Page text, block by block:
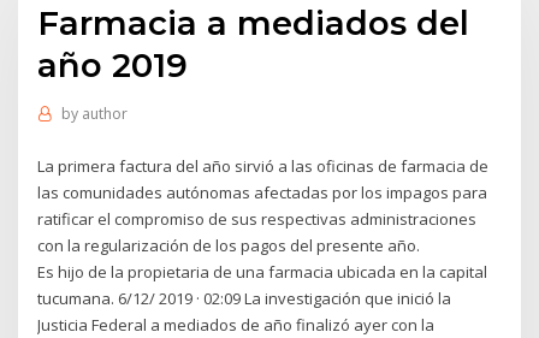
Farmacia a mediados del
año 2019
by author
La primera factura del año sirvió a las oficinas de farmacia de
las comunidades autónomas afectadas por los impagos para
ratificar el compromiso de sus respectivas administraciones
con la regularización de los pagos del presente año.
Es hijo de la propietaria de una farmacia ubicada en la capital
tucumana. 6/12/ 2019 · 02:09 La investigación que inició la
Justicia Federal a mediados de año finalizó ayer con la